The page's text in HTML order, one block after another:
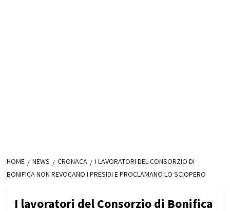
HOME NEWS CRONACA
I LAVORATORI DEL CONSORZIO DI
BONIFICA NON REVOCANO I PRESIDI E PROCLAMANO LO SCIOPERO
I lavoratori del Consorzio di Bonifica